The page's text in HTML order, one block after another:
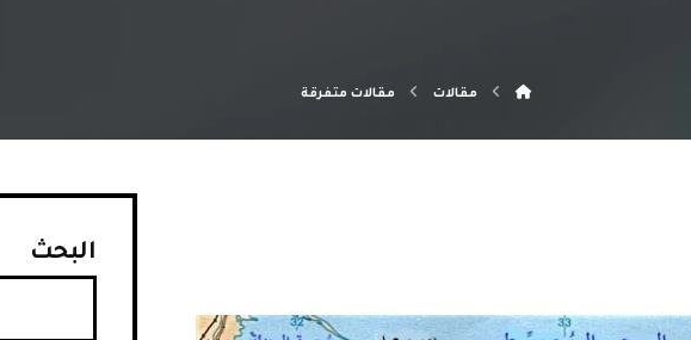
مقالات مقالات متفرقة
البحث